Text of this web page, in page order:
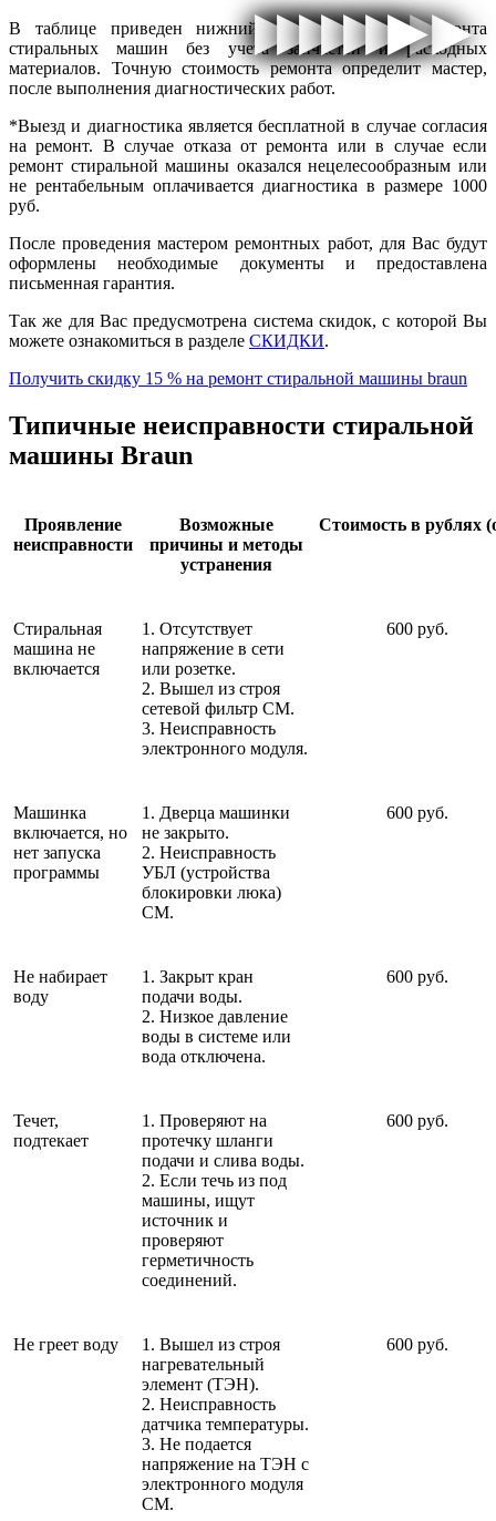
▶▶▶▶▶▶▶▶▶
▶▶▶▶▶▶▶
В таблице приведен нижний порог стоимости ремонта
стиральных машин без учета запчастей и расходных
материалов. Точную стоимость ремонта определит мастер,
после выполнения диагностических работ.
*Выезд и диагностика является бесплатной в случае согласия
на ремонт. В случае отказа от ремонта или в случае если
ремонт стиральной машины оказался нецелесообразным или
не рентабельным оплачивается диагностика в размере 1000
руб.
После проведения мастером ремонтных работ, для Вас будут
оформлены необходимые документы и предоставлена
письменная гарантия.
Так же для Вас предусмотрена система скидок, с которой Вы
можете ознакомиться в разделе СКИДКИ.
Получить скидку 15 % на ремонт стиральной машины braun
Типичные неисправности стиральной
машины Braun
Проявление
неисправности
Возможные
причины и методы
устранения
Стоимость в рублях
Стиральная
машина не
включается
1. Отсутствует
напряжение в сети
или розетке.
2. Вышел из строя
сетевой фильтр СМ.
3. Неисправность
электронного модуля.
600 руб.
Машинка
включается, но
нет запуска
программы
1. Дверца машинки
не закрыто.
2. Неисправность
УБЛ (устройства
блокировки люка)
СМ.
600 руб.
Не набирает
воду
1. Закрыт кран
подачи воды.
2. Низкое давление
воды в системе или
вода отключена.
600 руб.
Течет,
подтекает
1. Проверяют на
протечку шланги
подачи и слива воды.
2. Если течь из под
машины, ищут
источник и
проверяют
герметичность
соединений.
600 руб.
Не греет воду
1. Вышел из строя
нагревательный
элемент (ТЭН).
2. Неисправность
датчика температуры.
3. Не подается
напряжение на ТЭН с
электронного модуля
СМ.
600 руб.